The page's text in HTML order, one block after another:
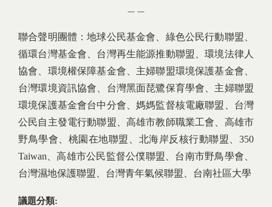
聯合聲明團體：地球公民基金會、綠色公民行動聯盟、
循環台灣基金會、台灣再生能源推動聯盟、環境法律人
協會、環境權保障基金會、主婦聯盟環境保護基金會、
台灣環境資訊協會、台灣黑面琵鷺保育學會、主婦聯盟
環境保護基金會台中分會、媽媽監督核電廠聯盟、台灣
公民自主發電行動聯盟、高雄市教師職業工會、高雄市
野鳥學會、桃園在地聯盟、北海岸反核行動聯盟、350
Taiwan、高雄市公民監督公僕聯盟、台南市野鳥學會、
台灣濕地保護聯盟、 台灣青年氣候聯盟、台南社區大學
議題分類: